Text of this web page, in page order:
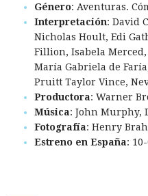
Género: Aventuras.
Interpretación: David
Nicholas Hoult, Edi
Fillion, Isabela Merced,
María Gabriela de
Pruitt Taylor Vince,
Productora: Warner
Música: John Murphy,
Fotografía: Henry
Estreno en España: